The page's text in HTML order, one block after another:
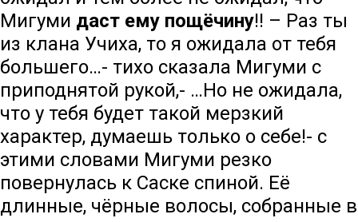
Мигуми даст ему пощёчину!! – Раз ты
из клана Учиха, то я ожидала от тебя
большего…- тихо сказала Мигуми с
приподнятой рукой,- …Но не ожидала,
что у тебя будет такой мерзкий
характер, думаешь только о себе!- с
этими словами Мигуми резко
повернулась к Саске спиной. Её
длинные, чёрные волосы, собранные в